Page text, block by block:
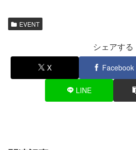
EVENT
シェアする
X Facebook
LINE